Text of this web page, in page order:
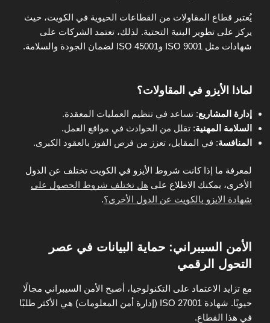
يُعتبر قطاع المقاولات من القطاعات الحيوية في الكويت، حيث
يركز على تطوير البنية التحتية. لذلك، تعتمد الشركات على
شهادات مثل ISO 9001 وISO 45001 لضمان الجودة والسلامة.
لماذا الأيزو في المقاولات؟
إدارة المشاريع: تساعد في تنظيم العمليات المعقدة.
السلامة المهنية: تقلل من الحوادث في مواقع العمل.
المنافسة: في المقابل، تعزز من فرص الفوز بالعقود الكبرى.
لمعرفة ما إذا كانت شروط الأيزو في الكويت تختلف عن الدول
الأخرى، يمكنك الاطلاع على هل تختلف شروط الحصول على
شهادة الايزو بالكويت عن الدول الأخرى؟.
الأمن السيبراني: حماية البيانات في عصر
التحول الرقمي
مع تزايد الاعتماد على التكنولوجيا، أصبح الأمن السيبراني مجالًا
حيويًا. شهادة ISO 27001 (إدارة أمن المعلومات) هي الأكثر طلبًا
في هذا القطاع.